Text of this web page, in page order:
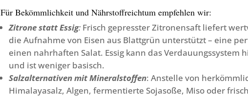
Für Bekömmlichkeit und Nährstoffreichtum empfehlen wir:
Zitrone statt Essig: Frisch gepresster Zitronensaft liefert
die Aufnahme von Eisen aus Blattgrün unterstützt – eine
einen nahrhaften Salat. Essig kann das Verdauungssystem
und ist weniger basisch.
Salzalternativen mit Mineralstoffen: Anstelle von
Himalayasalz, Algen, fermentierte Sojasoße, Miso oder